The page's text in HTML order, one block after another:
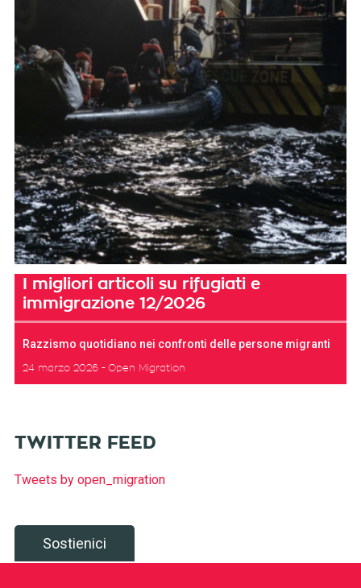
I migliori articoli su rifugiati e
immigrazione 12/2026
Razzismo quotidiano nei confronti delle persone migranti
24 marzo 2026 Open Migration
TWITTER FEED
Tweets by open_migration
Sostienici